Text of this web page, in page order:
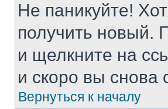
Не паникуйте!
получить новый.
и щелкните на
и скоро вы
Вернуться к началу